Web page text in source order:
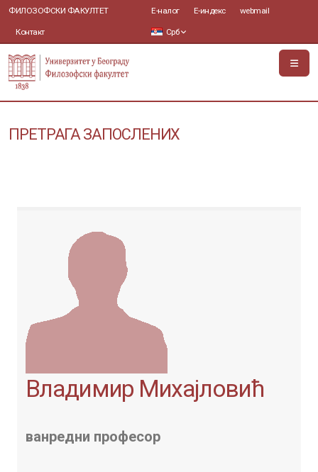
ФИЛОЗОФСКИ ФАКУЛТЕТ
Контакт
Е-налог Е-индекс webmail
Срб
ПРЕТРАГА ЗАПОСЛЕНИХ
Владимир Михајловић
ванредни професор